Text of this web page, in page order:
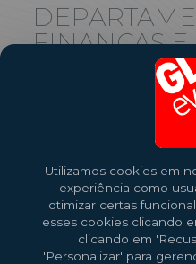
Utilizamos cookies em
experiência como
otimizar certas
esses cookies clicando
clicando em
'Personalizar' para
FINANÇAS E
IMPRENSA
+33 (0)4 72 31 54 20